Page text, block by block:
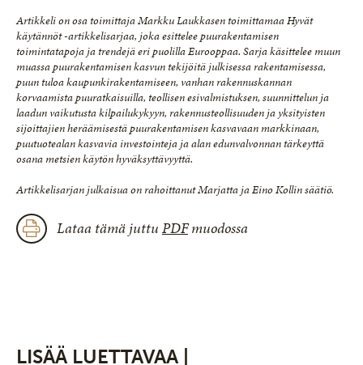
Artikkeli on osa toimittaja Markku Laukkasen toimittamaa Hyvät
käytännöt -artikkelisarjaa, joka esittelee puurakentamisen
toimintatapoja ja trendejä eri puolilla Eurooppaa. Sarja käsittelee muun
muassa puurakentamisen kasvun tekijöitä julkisessa rakentamisessa,
puun tuloa kaupunkirakentamiseen, vanhan rakennuskannan
korvaamista puuratkaisuilla, teollisen esivalmistuksen, suunnittelun ja
laadun vaikutusta kilpailukykyyn, rakennusteollisuuden ja yksityisten
sijoittajien heräämisestä puurakentamisen kasvavaan markkinaan,
puutuotealan kasvavia investointeja ja alan edunvalvonnan tärkeyttä
osana metsien käytön hyväksyttävyyttä.
Artikkelisarjan julkaisua on rahoittanut Marjatta ja Eino Kollin säätiö.
Lataa tämä juttu PDFmuodossa
LISÄÄ LUETTAVAA |